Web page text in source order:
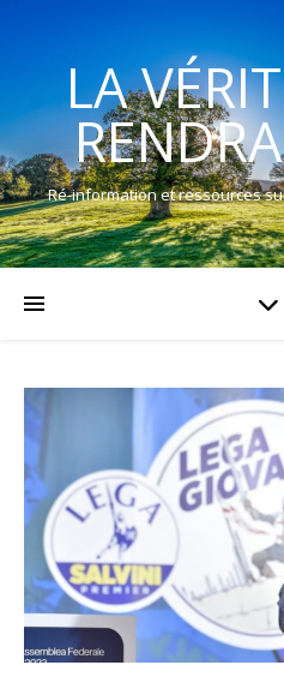
LA
Ré-information et ressources